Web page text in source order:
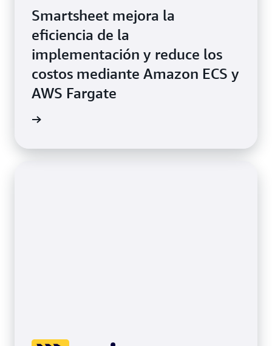
Smartsheet mejora la
eficiencia de la
implementación y reduce los
costos mediante Amazon ECS y
AWS Fargate